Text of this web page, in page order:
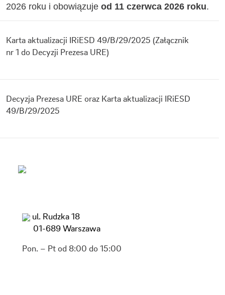
2026 roku i obowiązuje od 11 czerwca 2026 roku.
Karta aktualizacji IRiESD 49/B/29/2025 (Załącznik
nr 1 do Decyzji Prezesa URE)
Decyzja Prezesa URE oraz Karta aktualizacji IRiESD
49/B/29/2025
ul. Rudzka 18
01-689 Warszawa
Pon. – Pt od 8:00 do 15:00